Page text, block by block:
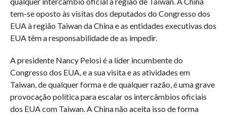
tem-se oposto às visitas dos deputados do Congresso dos
EUA à região Taiwan da China e as entidades executivas dos
EUA têm a responsabilidade de as impedir.
A presidente Nancy Pelosi é a líder incumbente do
Congresso dos EUA, e a sua visita e as atividades em
Taiwan, de qualquer forma e de qualquer razão, é uma grave
provocação política para escalar os intercâmbios oficiais
dos EUA com Taiwan. A China não aceita isso de forma